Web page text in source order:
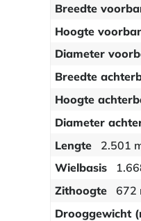
Breedte
Hoogte
Diameter
Breedte
Hoogte
Diameter
Lengte
2.501
Wielbasis
Zithoogte
672
Drooggewicht